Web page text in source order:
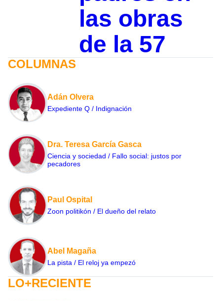
las obras
de la 57
COLUMNAS
Adán Olvera
Expediente Q / Indignación
Dra. Teresa García Gasca
Ciencia y sociedad / Fallo social: justos por
pecadores
Paul Ospital
Zoon politikón / El dueño del relato
Abel Magaña
La pista / El reloj ya empezó
LO+RECIENTE